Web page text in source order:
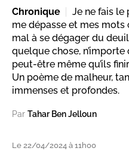
Chronique
Je ne fais le
me dépasse et mes
mal à se dégager du
quelque chose,
peut-être même qu’ils
Un poème de malheur,
immenses et profondes.
Par Tahar Ben Jelloun
Le 22/04/2024 à 11h00